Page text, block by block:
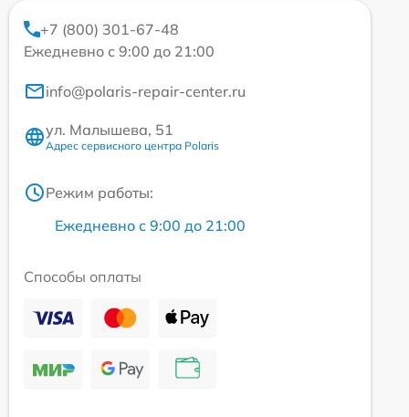
+7 (800) 301-67-48
Ежедневно с 9:00 до 21:00
info@polaris-repair-center.ru
ул. Малышева, 51
Адрес сервисного центра Polaris
Режим работы:
Ежедневно с 9:00 до 21:00
Способы оплаты